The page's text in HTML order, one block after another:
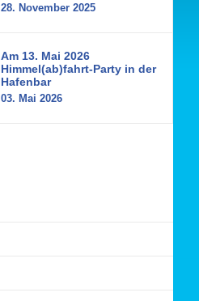
28. November 2025
Am 13. Mai 2026
Himmel(ab)fahrt-Party in der
Hafenbar
03. Mai 2026